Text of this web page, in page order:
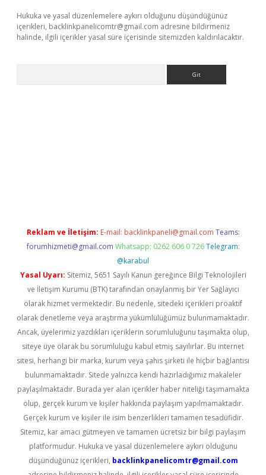
Hukuka ve yasal düzenlemelere aykırı olduğunu düşündüğünüz
içerikleri, backlinkpanelicomtr@gmail.com adresine bildirmeniz
halinde, ilgili içerikler yasal süre içerisinde sitemizden kaldırılacaktır.
Reklam ve İletişim: E-mail: backlinkpaneli@gmail.com Teams:
forumhizmeti@gmail.com Whatsapp: 0262 606 0 726 Telegram:
@karabul
Yasal Uyarı: Sitemiz, 5651 Sayılı Kanun gereğince Bilgi Teknolojileri
ve İletişim Kurumu (BTK) tarafından onaylanmış bir Yer Sağlayıcı
olarak hizmet vermektedir. Bu nedenle, sitedeki içerikleri proaktif
olarak denetleme veya araştırma yükümlülüğümüz bulunmamaktadır.
Ancak, üyelerimiz yazdıkları içeriklerin sorumluluğunu taşımakta olup,
siteye üye olarak bu sorumluluğu kabul etmiş sayılırlar. Bu internet
sitesi, herhangi bir marka, kurum veya şahıs şirketi ile hiçbir bağlantısı
bulunmamaktadır. Sitede yalnızca kendi hazırladığımız makaleler
paylaşılmaktadır. Burada yer alan içerikler haber niteliği taşımamakta
olup, gerçek kurum ve kişiler hakkında paylaşım yapılmamaktadır.
Gerçek kurum ve kişiler ile isim benzerlikleri tamamen tesadüfidir.
Sitemiz, kar amacı gütmeyen ve tamamen ücretsiz bir bilgi paylaşım
platformudur. Hukuka ve yasal düzenlemelere aykırı olduğunu
düşündüğünüz içerikleri, backlinkpanelicomtr@gmail.com